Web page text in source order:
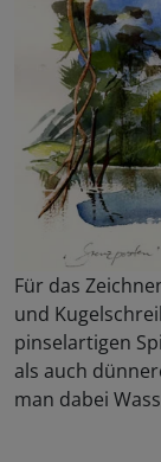
Für das
und
pinselartigen
als auch
man dabei